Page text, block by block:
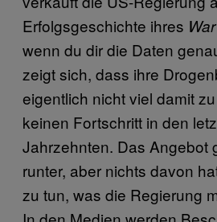
Erfolgsgeschichte ihres
wenn du dir die Daten
zeigt sich, dass ihre
eigentlich nicht viel damit
keinen Fortschritt in den
Jahrzehnten. Das Angebot
runter, aber nichts davon
zu tun, was die Regierung